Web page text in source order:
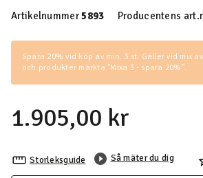
Artikelnummer5893 Producentens
Spara 20% vid köp av min. 3 st. Gäller vid mix
och produkter märkta"Mixa 3 - spara 20%".
1.905,00 kr
Storleksguide Så mäter du dig